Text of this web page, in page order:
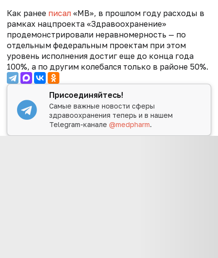
Как ранее писал «МВ», в прошлом году расходы в
рамках нацпроекта «Здравоохранение»
продемонстрировали неравномерность — по
отдельным федеральным проектам при этом
уровень исполнения достиг еще до конца года
100%, а по другим колебался только в районе 50%.
Присоединяйтесь!
Самые важные новости сферы
здравоохранения теперь и в нашем
Telegram-канале@medpharm.